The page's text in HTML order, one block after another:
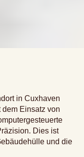
in Cuxhaven
Einsatz von
Dies ist
und die